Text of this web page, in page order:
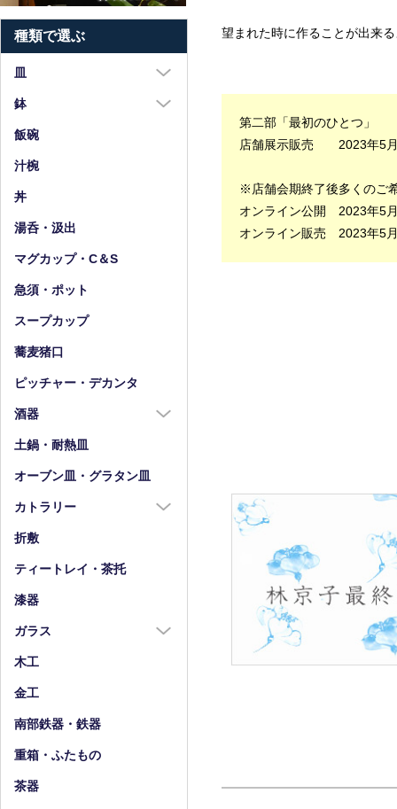
望まれた時に作ることが出来
第二部「最初のひとつ」
店舗展示販売 2023年5月
※店舗会期終了後多くのご
オンライン公開 2023年5
オンライン販売 2023年5
種類で選ぶ
皿
大皿（8寸以上）
中皿（5～7寸）
小皿（4寸以下）
鉢
大鉢（8寸以上）
中鉢（5～7寸）
飯碗
汁椀
丼
湯呑・汲出
マグカップ・C＆S
急須・ポット
スープカップ
蕎麦猪口
ピッチャー・デカンタ
酒器
酒器全商品
徳利
土鍋・耐熱皿
オーブン皿・グラタン皿
カトラリー
カトラリー全商品
箸
箸置
折敷
ティートレイ・茶托
漆器
ガラス
ガラス全商品
グラス
ガラス皿
木工
金工
南部鉄器・鉄器
重箱・ふたもの
茶器